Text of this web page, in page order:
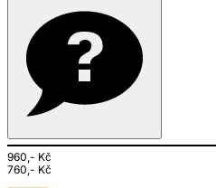
960,- Kč
760,- Kč